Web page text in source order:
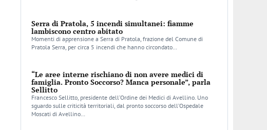
Serra di Pratola, 5 incendi simultanei: fiamme
lambiscono centro abitato
Momenti di apprensione a Serra di Pratola, frazione del Comune di
Pratola Serra, per circa 5 incendi che hanno circondato…
“Le aree interne rischiano di non avere medici di
famiglia. Pronto Soccorso? Manca personale”, parla
Sellitto
Francesco Sellitto, presidente dell’Ordine dei Medici di Avellino. Uno
sguardo sulle criticità territoriali, dal pronto soccorso dell’Ospedale
Moscati di Avellino…